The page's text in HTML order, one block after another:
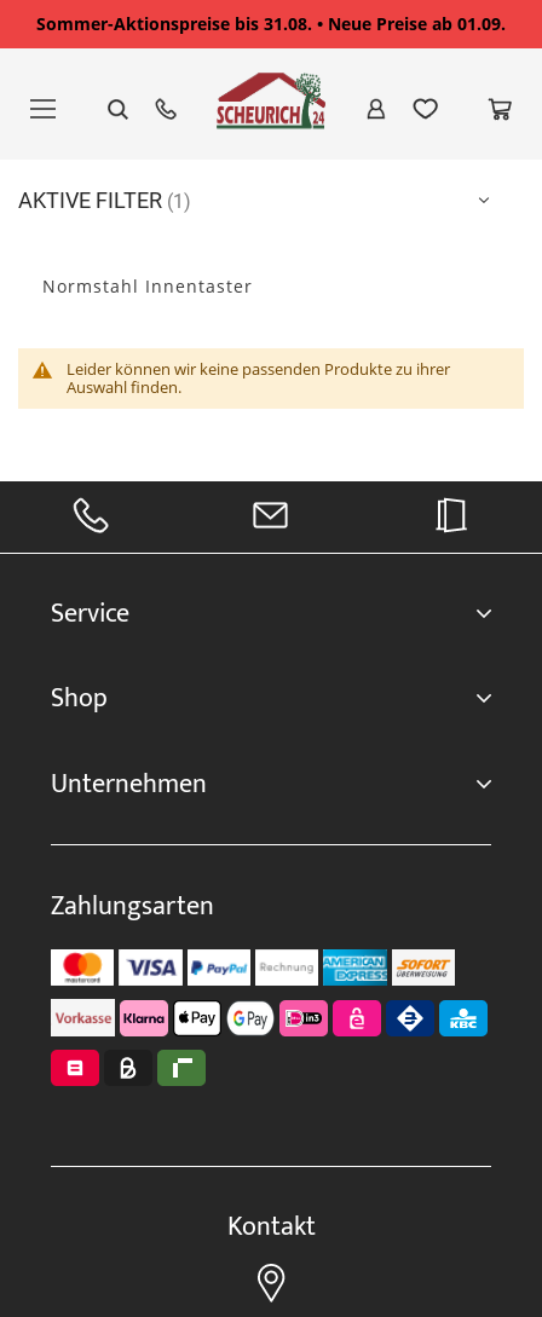
Sommer-Aktionspreise bis 31.08. • Neue Preise ab 01.09.
springen
Normstahl Innentaster
Leider können wir keine passenden Produkte zu ihrer
Auswahl finden.
AKTIVE FILTER
Service
Shop
Unternehmen
Zahlungsarten
Kontakt